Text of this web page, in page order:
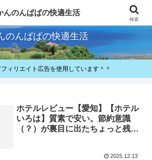
得が好きなパパのレビューと備忘録
のんぱぱの快適生活
ィリエイト広告を使用しています＾＾
ホテルレビュー【愛知】【ホテル
いろは】質素で安い。節約意識
（？）が裏目に出たちょっと残念
2025.12.13
んのんぱぱの快適生活
検索